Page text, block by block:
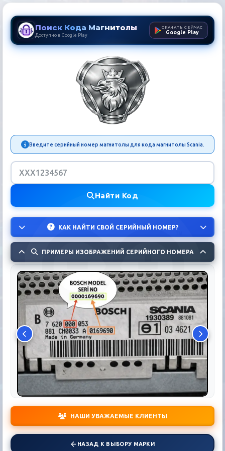
Поиск Кода Магнитолы
Доступно в Google Play
СКАЧАТЬ СЕЙЧАС
Google Play
Код Магнитолы Scania |
Введите серийный номер магнитолы для кода магнитолы Scania.
Найти Код
КАК НАЙТИ СВОЙ СЕРИЙНЫЙ НОМЕР?
ПРИМЕРЫ ИЗОБРАЖЕНИЙ СЕРИЙНОГО НОМЕРА
НАШИ УВАЖАЕМЫЕ КЛИЕНТЫ
НАЗАД К ВЫБОРУ МАРКИ